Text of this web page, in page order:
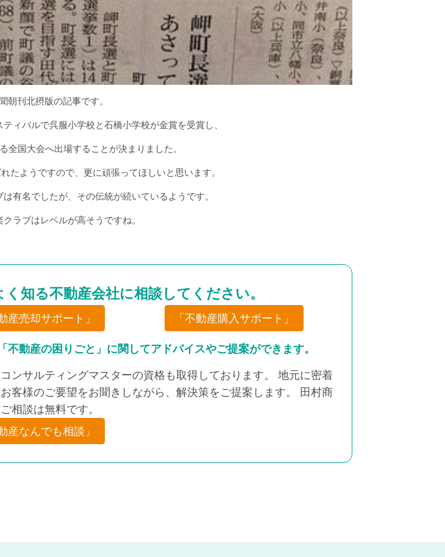
朝刊北摂版の記事です。
ィバルで呉服小学校と石橋小学校が金賞を受賞し、
全国大会へ出場することが決まりました。
たようですので、更に頑張ってほしいと思います。
有名でしたが、その伝統が続いているようです。
ラブはレベルが高そうですね。
知る不動産会社に相談してください。
産売却サポート」 「不動産購入サポート」
動産の困りごと」に関してアドバイスやご提案ができます。
ンサルティングマスターの資格も取得しております。 地元に密着
客様のご要望をお聞きしながら、解決策をご提案します。 田村商
相談は無料です。
産なんでも相談」